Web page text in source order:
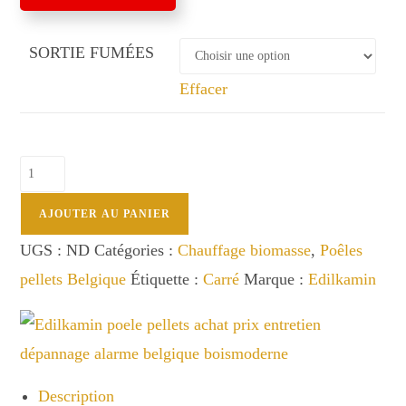
SORTIE FUMÉES
Effacer
quantité
COVER
7kw
Edilkamin
poêle
pellets
AJOUTER AU PANIER
UGS :ND Catégories :Chauffage biomasse,Poêles
pellets Belgique Étiquette :Carré Marque :Edilkamin
Description